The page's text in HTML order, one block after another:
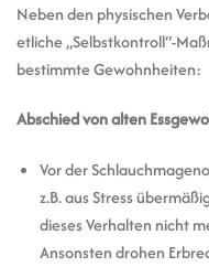
Neben den physischen
etliche „Selbstkontroll“-
bestimmte Gewohnheiten:
Abschied von alten
Vor der
z.B. aus Stress
dieses Verhalten nicht
Ansonsten drohen